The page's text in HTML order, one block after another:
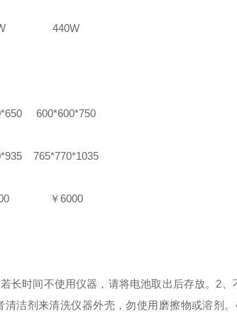
440W
600*600*750
765*770*1035
￥6000
长时间不使用仪器，请将电池取出后存放。 2、
清洁剂来清洗仪器外壳，勿使用磨擦物或溶剂。